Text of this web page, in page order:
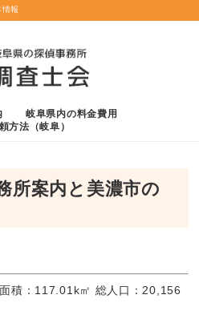
所案内と美濃市の
積：117.01k㎡ 総人口：20,156
報
岐阜県内の料金費用
方法（岐阜）